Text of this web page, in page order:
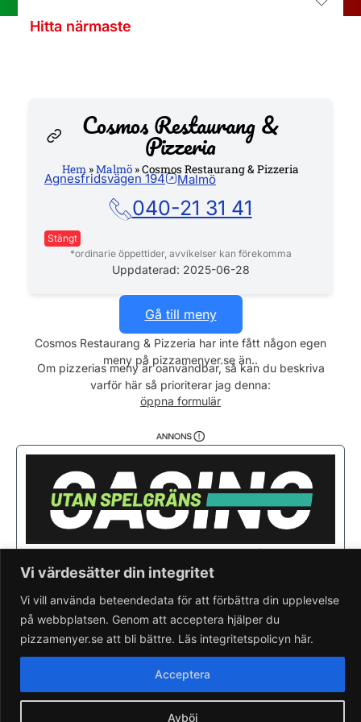
Vi värdesätter din integritet
Vi vill använda beteendedata för att förbättra din upplevelse
på webbplatsen. Genom att acceptera hjälper du
pizzamenyer.se att bli bättre. Läs integritetspolicyn här.
Avböj
Acceptera
Hitta närmaste
Cosmos Restaurang &
Pizzeria
Hem »Malmö »Cosmos Restaurang & Pizzeria
Agnesfridsvägen 194 Malmö
040-21 31 41
Stängt
Måndag 08:00 - 15:00
08:00 - 15:00
Onsdag 08:00 - 15:00
Torsdag 08:00 - 15:00
08:00 - 15:00
Söndag
Stängt
*ordinarie öppettider, avvikelser kan förekomma
Uppdaterad: 2025-06-28
Gå till meny
Cosmos Restaurang & Pizzeria har inte fått någon egen
meny på pizzamenyer.se än..
Om pizzerias meny är oanvändbar, så kan du beskriva
varför här så prioriterar jag denna:
öppna formulär
Saknar du din pizzeria?Lägg till pizzeria.
Skapa gratis pizzeria-hemsida
Läs om pizzamenyer.se
Artiklar & nyheter
Rensa cookieval